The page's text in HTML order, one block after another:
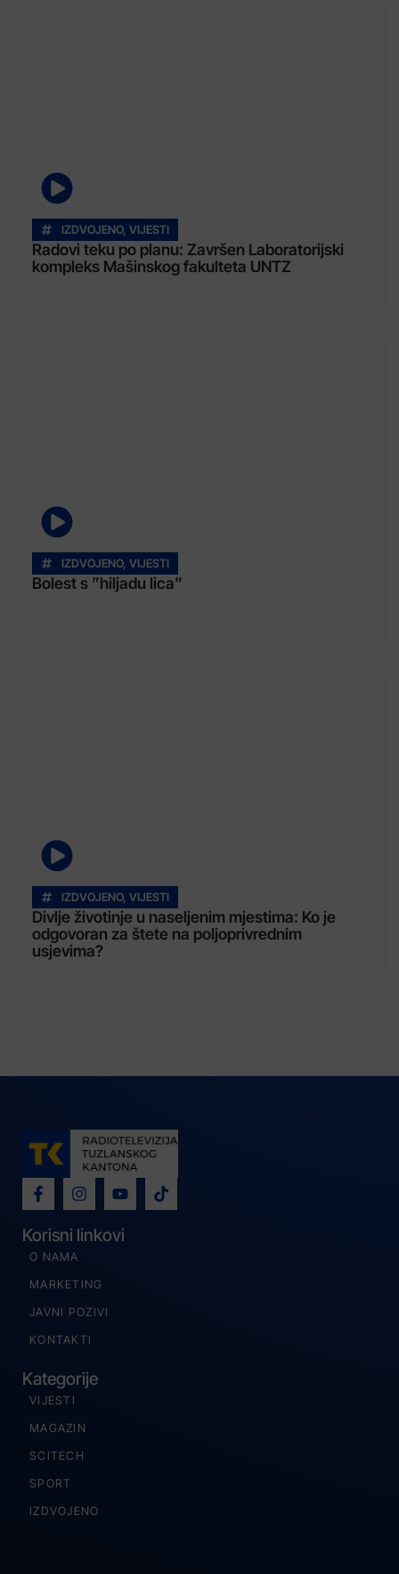
IZDVOJENO, VIJESTI
Radovi teku po planu: Završen Laboratorijski
kompleks Mašinskog fakulteta UNTZ
IZDVOJENO, VIJESTI
Bolest s ”hiljadu lica”
IZDVOJENO, VIJESTI
Divlje životinje u naseljenim mjestima: Ko je
odgovoran za štete na poljoprivrednim
usjevima?
Korisni linkovi
O NAMA
MARKETING
JAVNI POZIVI
KONTAKTI
Kategorije
VIJESTI
MAGAZIN
SCITECH
SPORT
IZDVOJENO